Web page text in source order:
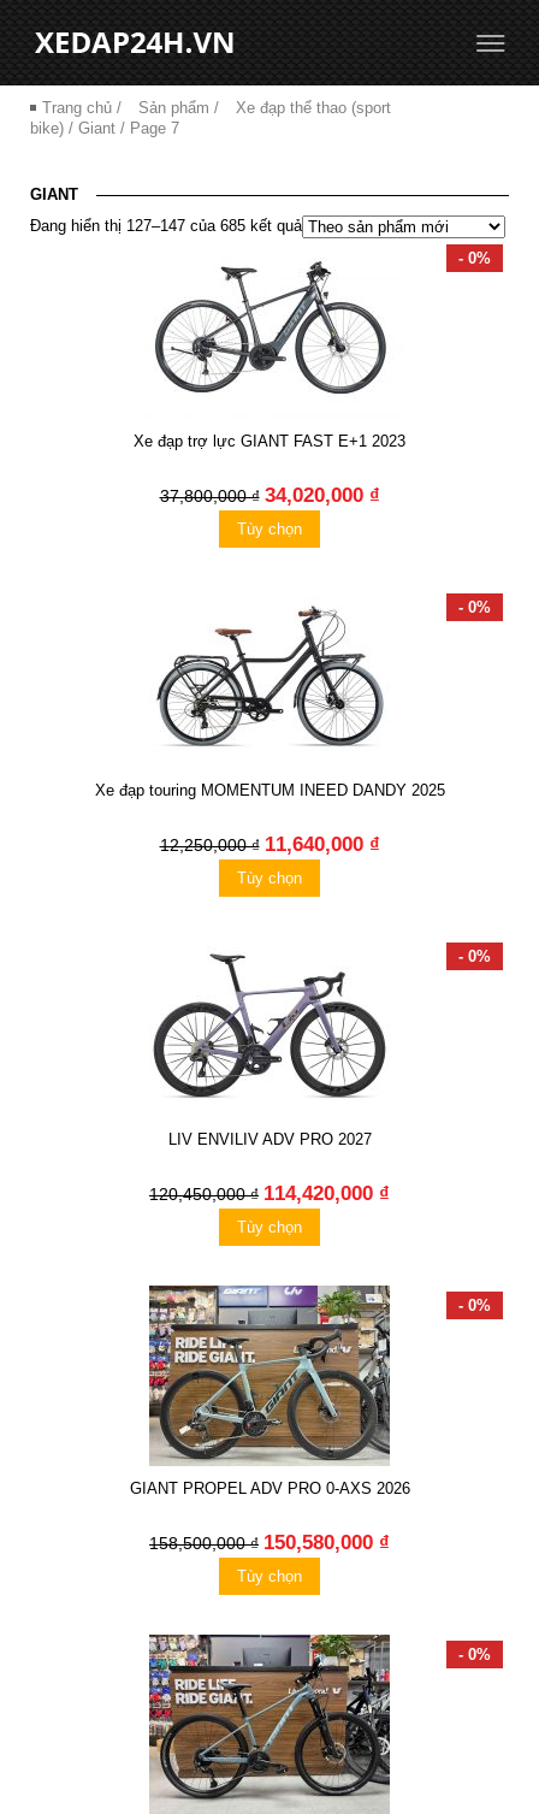
Trang chủ / Sản phẩm /
Xe đạp thể thao (sport
bike) / Giant / Page 7
GIANT
Đang hiển thị 127–147 của 685 kết quả
- 0%
Xe đạp trợ lực GIANT FAST E+1 2023
37,800,000 ₫ 34,020,000 ₫
Tùy chọn
- 0%
Xe đạp touring MOMENTUM INEED DANDY 2025
12,250,000 ₫ 11,640,000 ₫
Tùy chọn
- 0%
LIV ENVILIV ADV PRO 2027
120,450,000 ₫ 114,420,000 ₫
Tùy chọn
- 0%
GIANT PROPEL ADV PRO 0-AXS 2026
158,500,000 ₫ 150,580,000 ₫
Tùy chọn
- 0%